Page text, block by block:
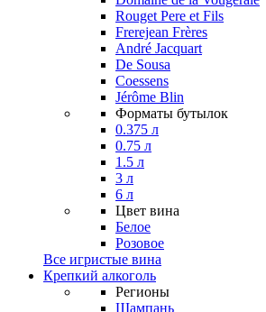
Rouget Pere et Fils
Frerejean Frères
André Jacquart
De Sousa
Coessens
Jérôme Blin
Форматы бутылок
0.375 л
0.75 л
1.5 л
3 л
6 л
Цвет вина
Белое
Розовое
Все игристые вина
Крепкий алкоголь
Регионы
Шампань